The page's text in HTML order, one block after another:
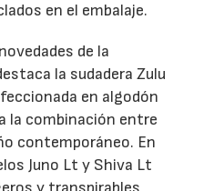
en el embalaje.
de la
la sudadera Zulu
en algodón
la combinación entre
contemporáneo. En
Juno Lt y Shiva Lt